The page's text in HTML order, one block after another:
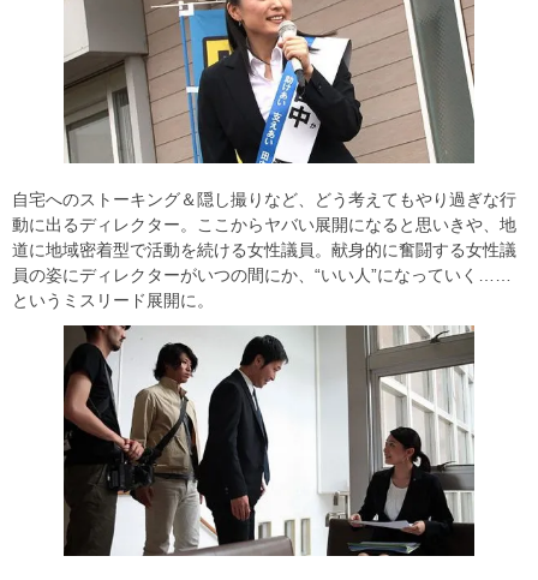
自宅へのストーキング＆隠し撮りなど、どう考えてもやり過ぎな行
動に出るディレクター。ここからヤバい展開になると思いきや、地
道に地域密着型で活動を続ける女性議員。献身的に奮闘する女性議
員の姿にディレクターがいつの間にか、“いい人”になっていく……
というミスリード展開に。